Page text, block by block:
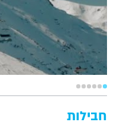
חבילות